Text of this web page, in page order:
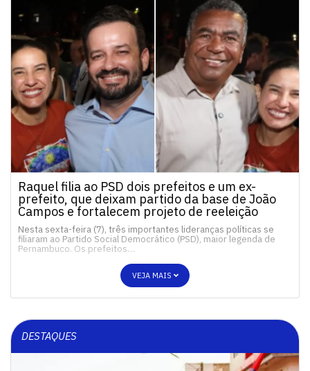
Raquel filia ao PSD dois prefeitos e um ex-
prefeito, que deixam partido da base de João
Campos e fortalecem projeto de reeleição
Nesta sexta-feira (7), três importantes lideranças políticas se
filiaram ao Partido Social Democrático (PSD), maior legenda de
Pernambuco. Os prefeitos…
VEJA MAIS
DESTAQUES